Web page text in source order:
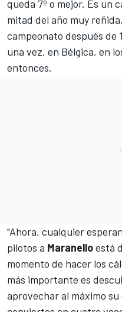
queda 7º o mejor. Es un
mitad del año muy
campeonato después de
una vez, en Bélgica, en
entonces.
"Ahora, cualquier
pilotos a Maranelloestá
momento de hacer los
más importante es
aprovechar al máximo